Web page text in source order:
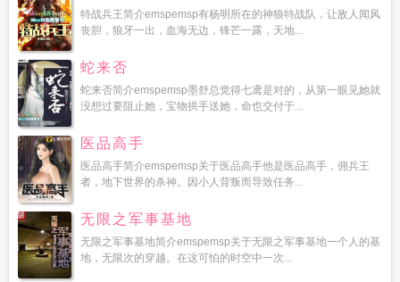
特战兵王简介emspemsp有杨明所在的神狼特战队，让敌人闻风
丧胆，狼牙一出，血海无边，锋芒一露，天地...
蛇来否
蛇来否简介emspemsp墨舒总觉得七鸢是对的，从第一眼见她就
没想过要阻止她，宝物拱手送她，命也交付于...
医品高手
医品高手简介emspemsp关于医品高手他是医品高手，佣兵王
者，地下世界的杀神。因小人背叛而导致任务...
无限之军事基地
无限之军事基地简介emspemsp关于无限之军事基地一个人的基
地，无限次的穿越。在这可怕的时空中一次...